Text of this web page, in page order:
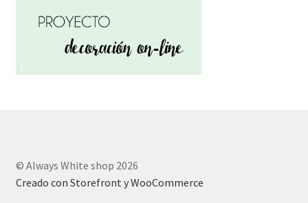
© Always White shop 2026
Creado con Storefront y WooCommerce